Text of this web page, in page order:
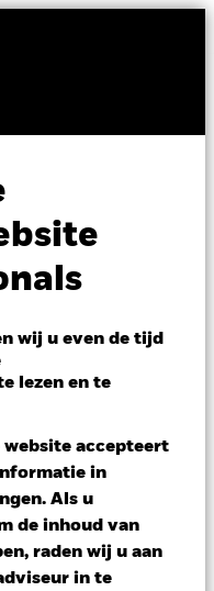
wij u even de tijd
lezen en te
website accepteert
in
Als u
de inhoud van
raden wij u aan
in te
Morningstar Rating